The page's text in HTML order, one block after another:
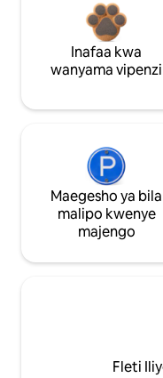
Inafaa kwa
wanyama vipenzi
Maegesho ya bila
malipo kwenye
majengo
Fleti